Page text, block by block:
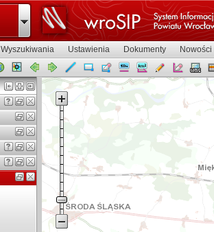
Wyszukiwania Ustawienia Dokumenty Nowości
Widok mapy